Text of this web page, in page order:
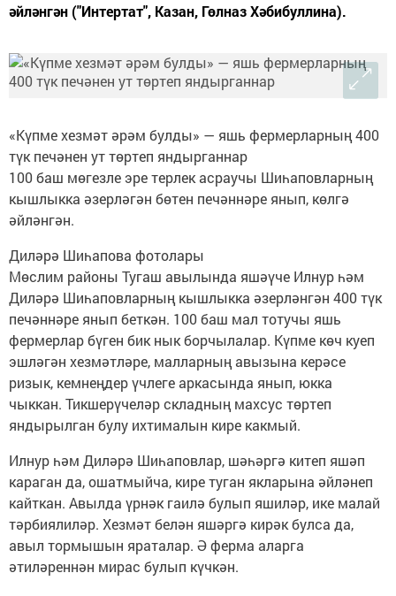
әйләнгән ("Интертат", Казан, Гөлназ Хәбибуллина).
«Күпме хезмәт әрәм булды» — яшь фермерларның 400
түк печәнен ут төртеп яндырганнар
100 баш мөгезле эре терлек асраучы Шиһаповларның
кышлыкка әзерләгән бөтен печәннәре янып, көлгә
әйләнгән.
Диләрә Шиһапова фотолары
Мөслим районы Тугаш авылында яшәүче Илнур һәм
Диләрә Шиһаповларның кышлыкка әзерләнгән 400 түк
печәннәре янып беткән. 100 баш мал тотучы яшь
фермерлар бүген бик нык борчылалар. Күпме көч куеп
эшләгән хезмәтләре, малларның авызына керәсе
ризык, кемнеңдер үчлеге аркасында янып, юкка
чыккан. Тикшерүчеләр складның махсус төртеп
яндырылган булу ихтималын кире какмый.
Илнур һәм Диләрә Шиһаповлар, шәһәргә китеп яшәп
караган да, ошатмыйча, кире туган якларына әйләнеп
кайткан. Авылда үрнәк гаилә булып яшиләр, ике малай
тәрбиялиләр. Хезмәт белән яшәргә кирәк булса да,
авыл тормышын яраталар. Ә ферма аларга
әтиләреннән мирас булып күчкән.